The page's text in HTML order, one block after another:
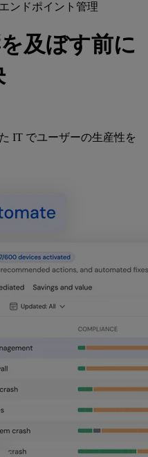
ンドポイント管理
及ぼす前に
IT でユーザーの生産性を